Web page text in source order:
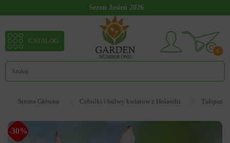
Sezon Jesień 2026
0
CATALOG
Strona Główna Cebulki i bulwy kwiatow z Holandii Tulipan
-30%